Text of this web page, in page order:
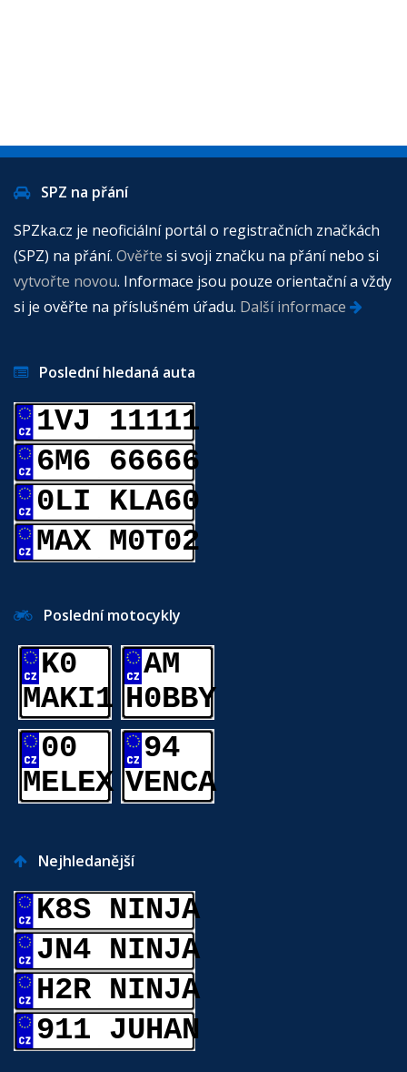
SPZ na přání
SPZka.cz je neoficiální portál o registračních značkách
(SPZ) na přání. Ověřte si svoji značku na přání nebo si
vytvořte novou. Informace jsou pouze orientační a vždy
si je ověřte na příslušném úřadu. Další informace
Poslední hledaná auta
1VJ 11111
6M6 66666
0LI KLA60
MAX M0T02
Poslední motocykly
K0
MAKI1
AM
H0BBY
00
MELEX
94
VENCA
Nejhledanější
K8S NINJA
JN4 NINJA
H2R NINJA
911 JUHAN